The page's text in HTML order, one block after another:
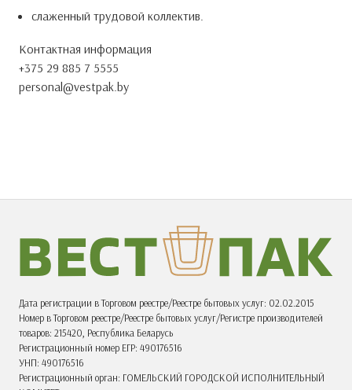
слаженный трудовой коллектив.
Контактная информация
+375 29 885 7 5555
personal@vestpak.by
Дата регистрации в Торговом реестре/Реестре бытовых услуг: 02.02.2015
Номер в Торговом реестре/Реестре бытовых услуг/Регистре производителей
товаров: 215420, Республика Беларусь
Регистрационный номер ЕГР: 490176516
УНП: 490176516
Регистрационный орган: ГОМЕЛЬСКИЙ ГОРОДСКОЙ ИСПОЛНИТЕЛЬНЫЙ